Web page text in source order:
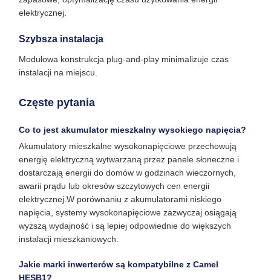
elektrycznej.
Szybsza instalacja
Modułowa konstrukcja plug-and-play minimalizuje czas
instalacji na miejscu.
Częste pytania
Co to jest akumulator mieszkalny wysokiego napięcia?
Akumulatory mieszkalne wysokonapięciowe przechowują
energię elektryczną wytwarzaną przez panele słoneczne i
dostarczają energii do domów w godzinach wieczornych,
awarii prądu lub okresów szczytowych cen energii
elektrycznej.W porównaniu z akumulatorami niskiego
napięcia, systemy wysokonapięciowe zazwyczaj osiągają
wyższą wydajność i są lepiej odpowiednie do większych
instalacji mieszkaniowych.
Jakie marki inwerterów są kompatybilne z Camel
HESB1?